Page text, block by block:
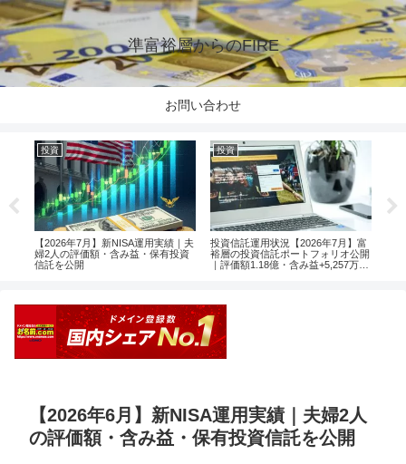
準富裕層からのFIRE
お問い合わせ
投資
【2026年7月】新NISA運用実績｜夫
婦2人の評価額・含み益・保有投資
信託を公開
投資
投資信託運用状況【2026年7月】富
裕層の投資信託ポートフォリオ公開
｜評価額1.18億・含み益+5,257万円
【2026年6月】新NISA運用実績｜夫婦2人
の評価額・含み益・保有投資信託を公開